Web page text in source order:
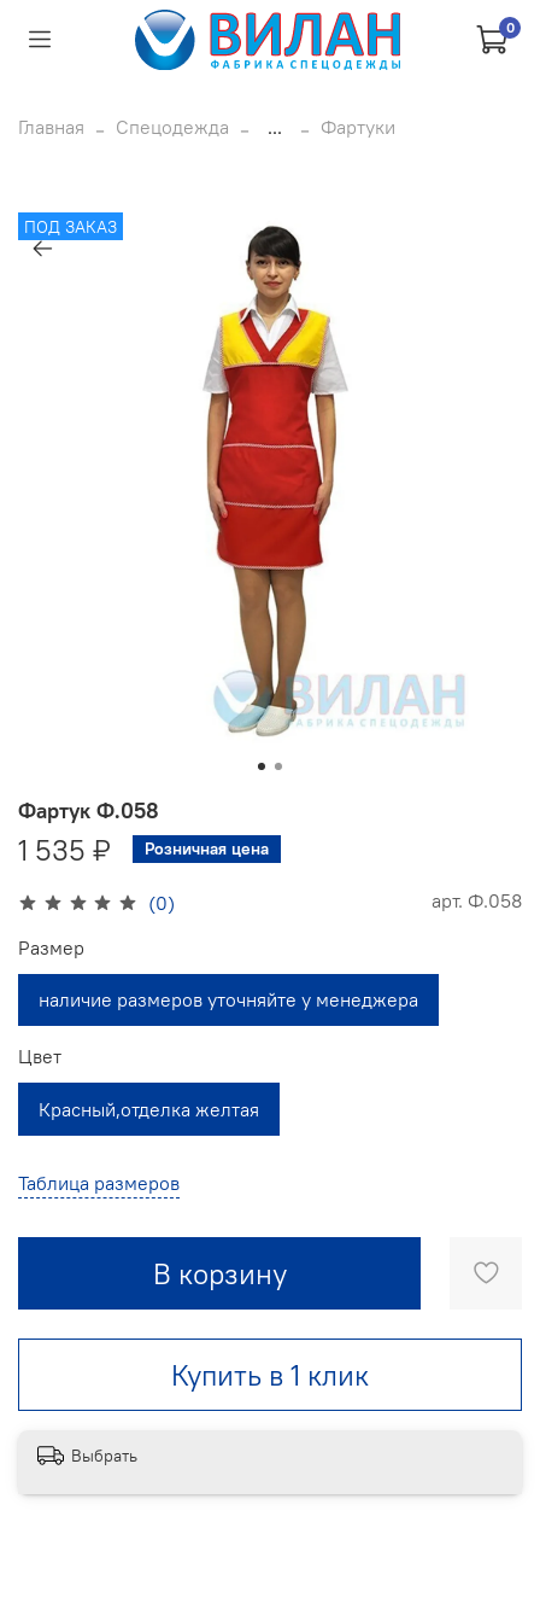
0
Главная Спецодежда ... Фартуки
ПОД ЗАКАЗ
(0) арт. Ф.058
Фартук Ф.058
1 535 ₽ Розничная цена
Таблица размеров
В корзину
Купить в 1 клик
Размер
наличие размеров уточняйте у менеджера
Цвет
Красный,отделка желтая
Выбрать